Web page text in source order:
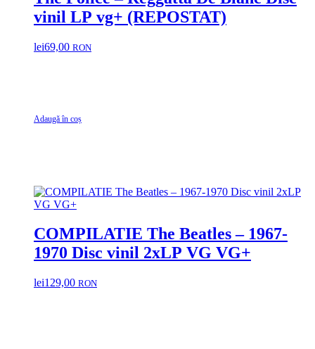
vinil LP vg+ (REPOSTAT)
lei69,00 RON
Adaugă în coș
COMPILATIE The Beatles – 1967-
1970 Disc vinil 2xLP VG VG+
lei129,00 RON